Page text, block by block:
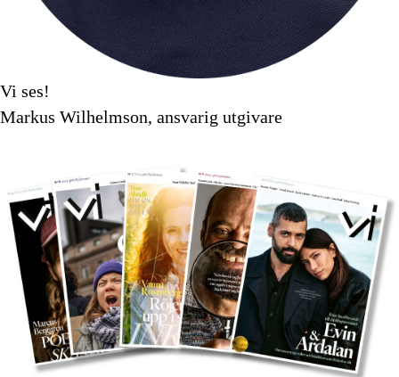
Vi ses!
Markus Wilhelmson, ansvarig utgivare